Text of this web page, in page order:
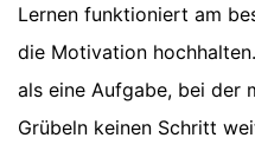
Lernen funktioniert am
die Motivation
als eine Aufgabe, bei der
Grübeln keinen Schritt